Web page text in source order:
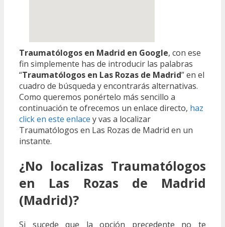
Traumatólogos en Madrid en Google, con ese
fin simplemente has de introducir las palabras
“Traumatólogos en Las Rozas de Madrid” en el
cuadro de búsqueda y encontrarás alternativas.
Como queremos ponértelo más sencillo a
continuación te ofrecemos un enlace directo, haz
click en este enlace y vas a localizar
Traumatólogos en Las Rozas de Madrid en un
instante.
¿No localizas Traumatólogos
en Las Rozas de Madrid
(Madrid)?
Si sucede que la opción precedente no te